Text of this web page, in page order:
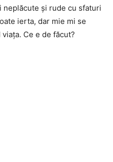
și rude cu sfaturi
ierta, dar mie mi se
Ce e de făcut?